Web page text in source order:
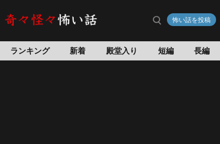
怖い話を投稿
ランキング 新着 殿堂入り 短編 長編